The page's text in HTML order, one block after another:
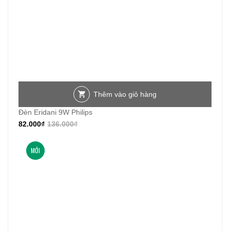
Thêm vào giỏ hàng
Đèn Eridani 9W Philips
136.000₫
82.000₫
MỚI